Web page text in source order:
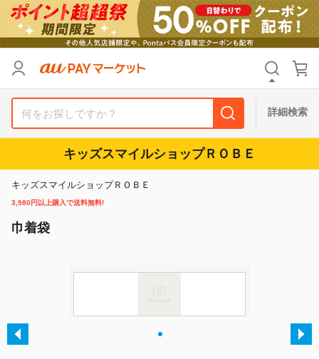
詳細検索
キッズスマイルショップＲＯＢＥ
キッズスマイルショップＲＯＢＥ
3,980円以上購入で送料無料!
巾着袋
支払い方法
送料無料
Pontaパス特典対象すべて